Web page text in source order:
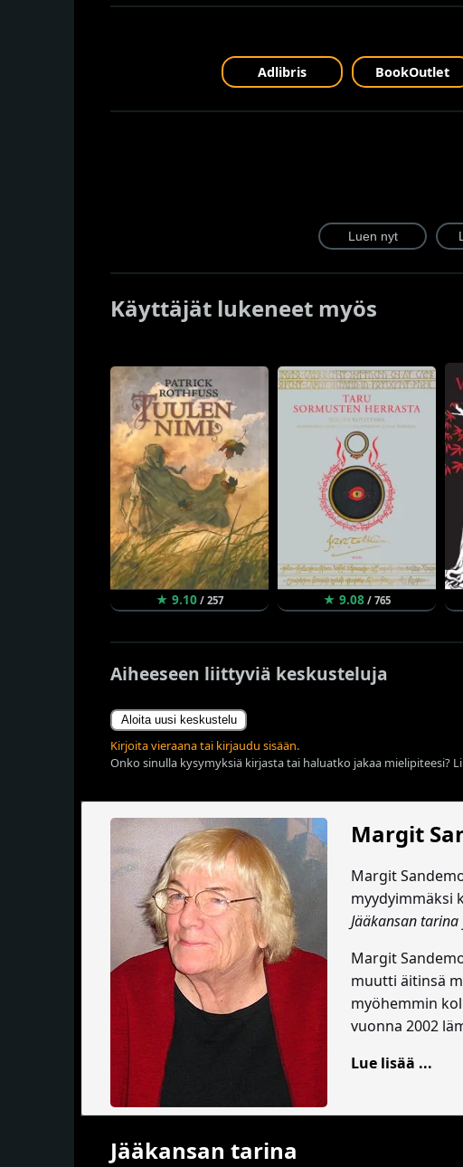
Adlibris BookOutlet
Käyttäjät lukeneet myös
★ 9.10 / 257 ★ 9.08 / 765
Aiheeseen liittyviä keskusteluja
Aloita uusi keskustelu
Kirjoita vieraana tai kirjaudu sisään.
Onko sinulla kysymyksiä kirjasta tai haluatko jakaa mielipiteesi?
Margit
Margit
myydyimmäksi
Jääkansan tarina
Margit
muutti äitinsä
myöhemmin
vuonna 2002
Lue lisää ...
Jääkansan tarina